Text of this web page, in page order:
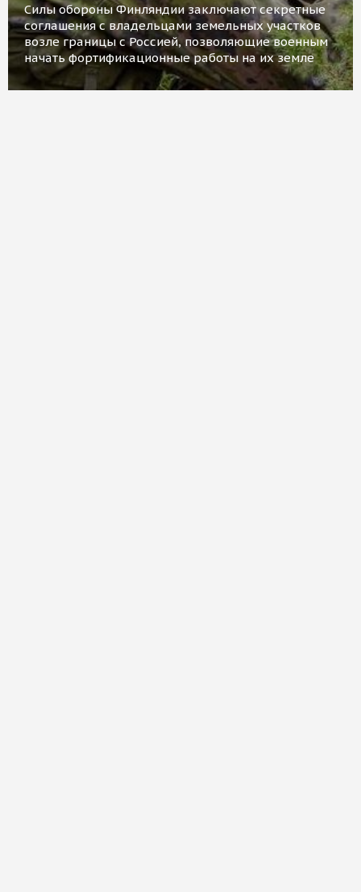
Силы обороны Финляндии заключают секретные
соглашения с владельцами земельных участков
возле границы с Россией, позволяющие военным
начать фортификационные работы на их земле